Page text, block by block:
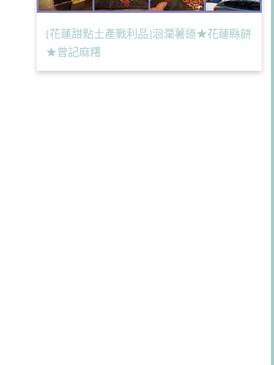
[花蓮甜點土產戰利品]洄瀾薯道★花蓮縣餅
★曾記麻糬